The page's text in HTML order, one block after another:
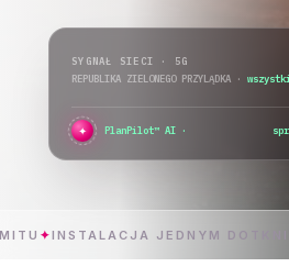
SYGNAŁ SIECI · 5G
REPUBLIKA ZIELONEGO PRZYLĄDKA ·
✦ ● PlanPilot™ AI ·
JEDNYM DOTKNIĘCIEM